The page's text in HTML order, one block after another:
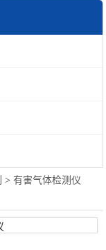
>有害气体检测仪